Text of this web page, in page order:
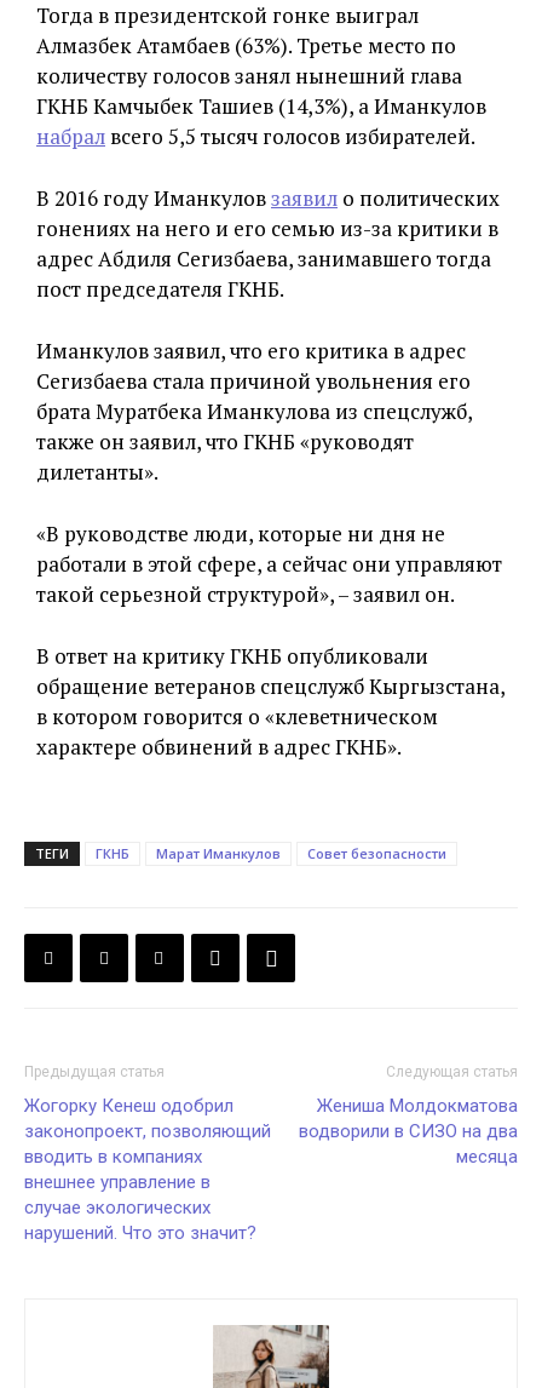
Тогда в президентской гонке выиграл
Алмазбек Атамбаев (63%). Третье место по
количеству голосов занял нынешний глава
ГКНБ Камчыбек Ташиев (14,3%), а Иманкулов
набрал всего 5,5 тысяч голосов избирателей.
В 2016 году Иманкуловзаявил о политических
гонениях на него и его семью из-за критики в
адрес Абдиля Сегизбаева, занимавшего тогда
пост председателя ГКНБ.
Иманкулов заявил, что его критика в адрес
Сегизбаева стала причиной увольнения его
брата Муратбека Иманкулова из спецслужб,
также он заявил, что ГКНБ «руководят
дилетанты».
«В руководстве люди, которые ни дня не
работали в этой сфере, а сейчас они управляют
такой серьезной структурой», – заявил он.
В ответ на критику ГКНБ опубликовали
обращение ветеранов спецслужб Кыргызстана,
в котором говорится о «клеветническом
характере обвинений в адрес ГКНБ».
ТЕГИ ГКНБ Марат Иманкулов Совет безопасности
Предыдущая статья
Жогорку Кенеш одобрил
законопроект, позволяющий
вводить в компаниях
внешнее управление в
случае экологических
нарушений. Что это значит?
Следующая статья
Жениша Молдокматова
водворили в СИЗО на два
месяца